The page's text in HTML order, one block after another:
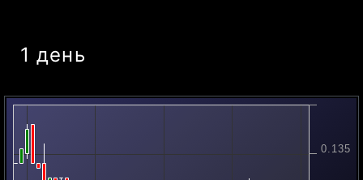
1 день
0.135